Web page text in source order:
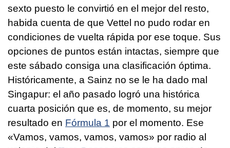
sexto puesto le convirtió en el mejor del resto,
habida cuenta de que Vettel no pudo rodar en
condiciones de vuelta rápida por ese toque. Sus
opciones de puntos están intactas, siempre que
este sábado consiga una clasificación óptima.
Históricamente, a Sainz no se le ha dado mal
Singapur: el año pasado logró una histórica
cuarta posición que es, de momento, su mejor
resultado en Fórmula 1 por el momento. Ese
«Vamos, vamos, vamos, vamos» por radio al